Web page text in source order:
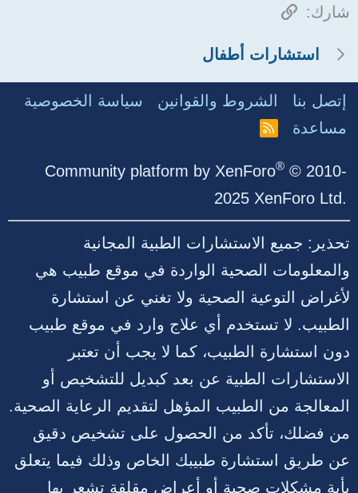
شارك: الرابط
استشارات أطفال
إتصل بنا الشروط والقوانين
سياسة الخصوصية
مساعدة
R
Community platform by XenForo® © 2010-
2025 XenForo Ltd.
تحذير: جميع الاستشارات الطبية المجانية
والمعلومات الصحية الواردة في موقع طبيب هي
لأغراض التوعية الصحية ولا تغني عن استشارة
الطبيب. لا تستخدم أي علاج وارد في موقع طبيب
دون استشارة الطبيب، كما لا يجب أن تعتبر
الاستشارات الطبية عن بعد كبديل للتشخيص أو
المعالجة من الطبيب المؤهل لتقديم الرعاية الصحية.
من فضلك، تأكد من الحصول على تشخيص دقيق
عن طريق استشارة طبيبك الخاص وذلك فيما يتعلق
بأية مشكلات صحية أو أعراض مقلقة تشعر بها